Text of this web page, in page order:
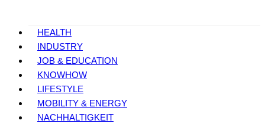
HEALTH
INDUSTRY
JOB & EDUCATION
KNOWHOW
LIFESTYLE
MOBILITY & ENERGY
NACHHALTIGKEIT